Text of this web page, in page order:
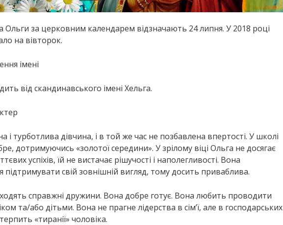
Ольги за церковним календарем відзначають 24 липня. У 2018 році
на вівторок.
імені
від скандинавського імені Хельга.
і турботлива дівчина, і в той же час не позбавлена ​​впертості. У школі
дотримуючись «золотої середини». У зрілому віці Ольга не досягає
успіхів, їй не вистачає рішучості і наполегливості. Вона
підтримувати свій зовнішній вигляд, тому досить приваблива.
справжні дружини. Вона добре готує. Вона любить проводити
та/або дітьми. Вона не прагне лідерства в сім’ї, але в господарських
«тиранії» чоловіка.